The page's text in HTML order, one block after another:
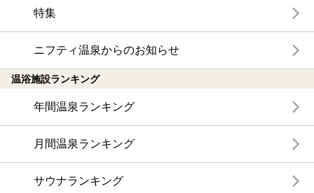
特集
ニフティ温泉からのお知らせ
温浴施設ランキング
年間温泉ランキング
月間温泉ランキング
サウナランキング